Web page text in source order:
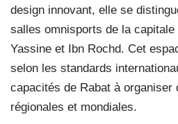
design innovant, elle se
salles omnisports de la
Yassine et Ibn Rochd. Cet
selon les standards
capacités de Rabat à organiser
régionales et mondiales.